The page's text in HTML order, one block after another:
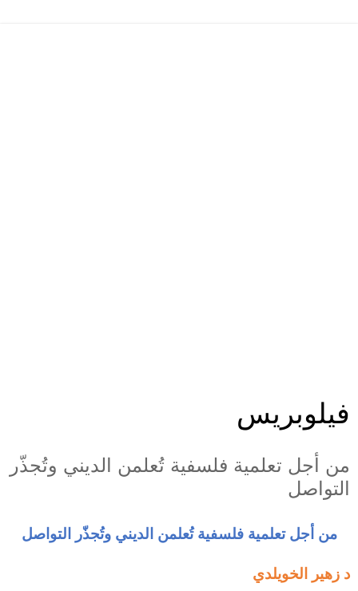
فيلوبريس
من أجل تعلمية فلسفية تُعلمن الديني وتُجذّر
التواصل
من أجل تعلمية فلسفية تُعلمن الديني وتُجذّر التواصل
د زهير الخويلدي